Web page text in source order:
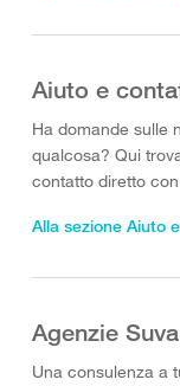
Aiuto e
Ha domande sulle
qualcosa? Qui
contatto diretto
Alla sezione Aiuto
Agenzie Suva
Una consulenza a